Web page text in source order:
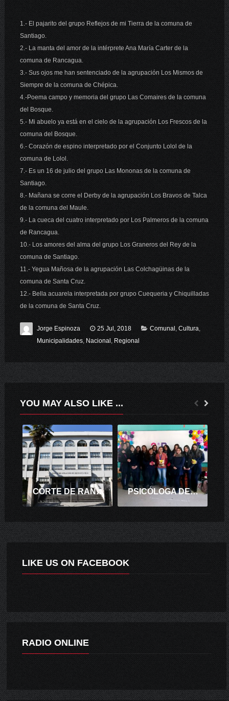
1.- El pajarito del grupo Reflejos de mi Tierra de la comuna de
Santiago.
2.- La manta del amor de la intérprete Ana María Carter de la
comuna de Rancagua.
3.- Sus ojos me han sentenciado de la agrupación Los Mismos de
Siempre de la comuna de Chépica.
4.-Poema campo y memoria del grupo Las Comaires de la comuna
del Bosque.
5.- Mi abuelo ya está en el cielo de la agrupación Los Frescos de la
comuna del Bosque.
6.- Corazón de espino interpretado por el Conjunto Lolol de la
comuna de Lolol.
7.- Es un 16 de julio del grupo Las Mononas de la comuna de
Santiago.
8.- Mañana se corre el Derby de la agrupación Los Bravos de Talca
de la comuna del Maule.
9.- La cueca del cuatro interpretado por Los Palmeros de la comuna
de Rancagua.
10.- Los amores del alma del grupo Los Graneros del Rey de la
comuna de Santiago.
11.- Yegua Mañosa de la agrupación Las Colchagüinas de la
comuna de Santa Cruz.
12.- Bella acuarela interpretada por grupo Cuequeria y Chiquilladas
de la comuna de Santa Cruz.
Jorge Espinoza 25 Jul, 2018 Comunal Cultura
Municipalidades, Nacional Regional
YOU MAY ALSO LIKE ...
CORTE DE RANCAGUA ORDENÓ A CASINO INDEMNIZAR A PADRE Y HERMANOS DE TRABAJADOR FALLECIDO POR DISPAROS DE CLIENTE PSICÓLOGA DEL HOSPITAL DE CHIMBARONGO REALIZÓ TALLER SOBRE ADOLESCENCIA Y SEXUALIDAD A ESTUDIANTES DEL CECH.
LIKE US ON FACEBOOK
RADIO ONLINE